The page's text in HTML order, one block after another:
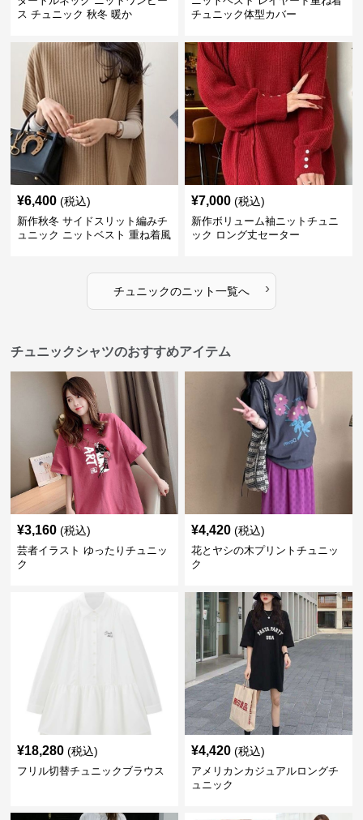
ス チュニック 秋冬 暖か
チュニック体型カバー
¥6,400 (税込)
新作秋冬 サイドスリット編みチ
ュニック ニットベスト 重ね着風
¥7,000 (税込)
新作ボリューム袖ニットチュニ
ック ロング丈セーター
チュニックのニット一覧へ ›
チュニックシャツのおすすめアイテム
¥3,160 (税込)
芸者イラスト ゆったりチュニッ
ク
¥4,420 (税込)
花とヤシの木プリントチュニッ
ク
¥18,280 (税込)
フリル切替チュニックブラウス
¥4,420 (税込)
アメリカンカジュアルロングチ
ュニック